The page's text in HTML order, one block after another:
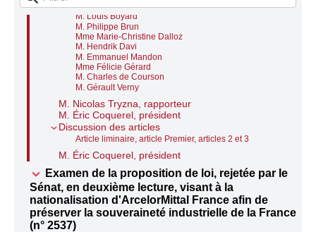
M. Marc Ferracci
M. Louis Boyard
M. Philippe Brun
Mme Marie-Christine Dalloz
M. Hendrik Davi
M. Emmanuel Mandon
Mme Félicie Gérard
M. Charles de Courson
M. Gérault Verny
M. Nicolas Tryzna, rapporteur
M. Éric Coquerel, président
Discussion des articles
Article liminaire, article Premier, articles 2 et 3
M. Éric Coquerel, président
Examen de la proposition de loi, rejetée par le
Sénat, en deuxième lecture, visant à la
nationalisation d'ArcelorMittal France afin de
préserver la souveraineté industrielle de la France
(n° 2537)